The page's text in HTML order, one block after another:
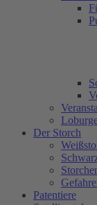
Der Storch
Patentiere